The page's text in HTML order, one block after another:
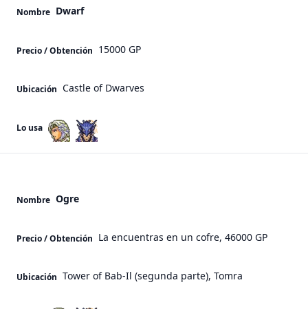
Nombre Dwarf
Precio / Obtención 15000 GP
Ubicación Castle of Dwarves
Lo usa
Nombre Ogre
Precio / Obtención La encuentras en un cofre, 46000 GP
Ubicación Tower of Bab-Il (segunda parte), Tomra